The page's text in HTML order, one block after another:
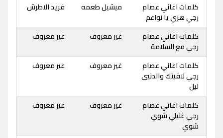
كلمات اغاني عصام
رجي هزي يا نواعم
ميشيل طعمه فريد الاطرش
كلمات اغاني عصام
رجي مع السلامة
غير معروف غير معروف
كلمات اغاني عصام
رجي لاقيتك والدنيي
ليل
غير معروف غير معروف
كلمات اغاني عصام
رجي غنيلي شوي
شوي
غير معروف غير معروف